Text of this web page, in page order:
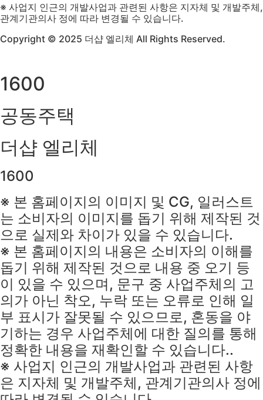
※ 사업지 인근의 개발사업과 관련된 사항은 지자체 및 개발주체,
관계기관의사 정에 따라 변경될 수 있습니다.
Copyright © 2025 더샵 엘리체 All Rights Reserved.
1600
공동주택
더샵 엘리체
1600
※ 본 홈페이지의 이미지 및 CG, 일러스트
는 소비자의 이미지를 돕기 위해 제작된 것
으로 실제와 차이가 있을 수 있습니다.
※ 본 홈페이지의 내용은 소비자의 이해를
돕기 위해 제작된 것으로 내용 중 오기 등
이 있을 수 있으며, 문구 중 사업주체의 고
의가 아닌 착오, 누락 또는 오류로 인해 일
부 표시가 잘못될 수 있으므로, 혼동을 야
기하는 경우 사업주체에 대한 질의를 통해
정확한 내용을 재확인할 수 있습니다..
※ 사업지 인근의 개발사업과 관련된 사항
은 지자체 및 개발주체, 관계기관의사 정에